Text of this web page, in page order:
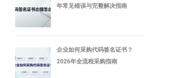
年常见错误与完整解决指南
企业如何采购代码签名证书？
2026年全流程采购指南